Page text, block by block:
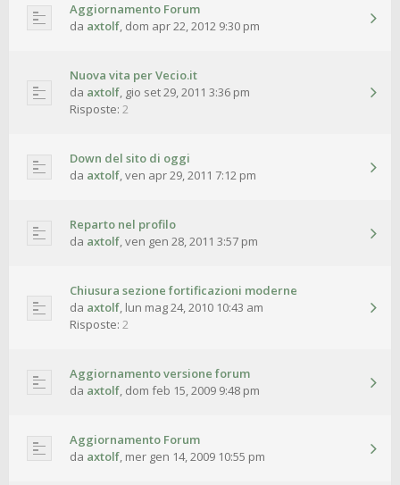
Aggiornamento Forum
da axtolf, dom apr 22, 2012 9:30 pm
Nuova vita per Vecio.it
da axtolf, gio set 29, 2011 3:36 pm
Risposte: 2
Down del sito di oggi
da axtolf,ven apr 29, 2011 7:12 pm
Reparto nel profilo
da axtolf,ven gen 28, 2011 3:57 pm
Chiusura sezione fortificazioni moderne
da axtolf, lun mag 24, 2010 10:43 am
Risposte: 2
Aggiornamento versione forum
da axtolf, dom feb 15, 2009 9:48 pm
Aggiornamento Forum
da axtolf, mer gen 14, 2009 10:55 pm